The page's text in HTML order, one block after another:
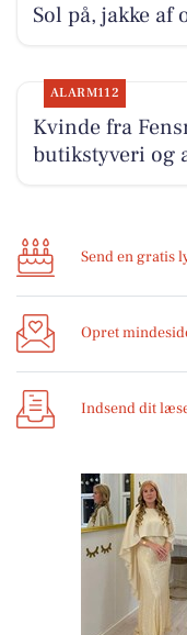
Sol på, jakke af
ALARM112
Kvinde fra
butikstyveri og
Send en gratis
Opret
Indsend dit